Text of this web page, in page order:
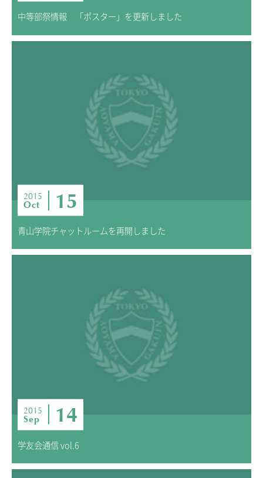
中等部祭情報 「ポスター」を更新しました
2015
Oct 15
青山学院チャットルームを再開しました
2015
Sep 14
学友会通信 vol.6